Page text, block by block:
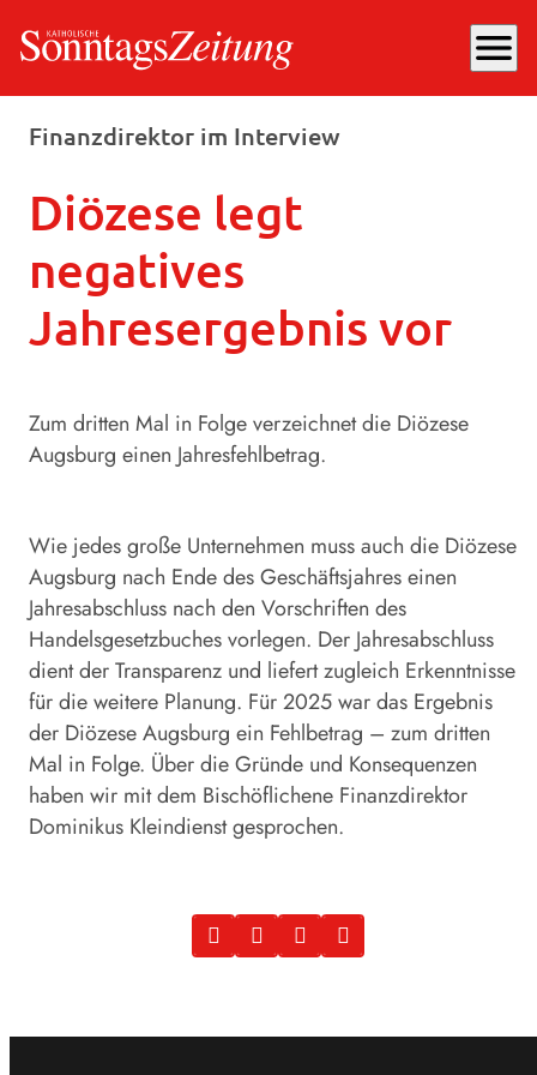
menu
Dienstag, 07.07.2026, 14:52 Uhr
Finanzdirektor im Interview
Diözese legt
negatives
Jahresergebnis vor
Zum dritten Mal in Folge verzeichnet die Diözese
Augsburg einen Jahresfehlbetrag.
Wie jedes große Unternehmen muss auch die Diözese
Augsburg nach Ende des Geschäftsjahres einen
Jahresabschluss nach den Vorschriften des
Handelsgesetzbuches vorlegen. Der Jahresabschluss
dient der Transparenz und liefert zugleich Erkenntnisse
für die weitere Planung. Für 2025 war das Ergebnis
der Diözese Augsburg ein Fehlbetrag – zum dritten
Mal in Folge. Über die Gründe und Konsequenzen
haben wir mit dem Bischöflichene Finanzdirektor
Dominikus Kleindienst gesprochen.